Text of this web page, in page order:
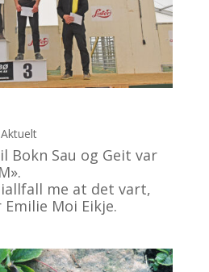
Aktuelt
Sau og Geit var
me at det vart,
Moi Eikje.